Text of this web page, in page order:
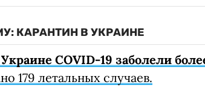
КАРАНТИН В УКРАИНЕ
COVID-19 заболели
179 летальных случаев.